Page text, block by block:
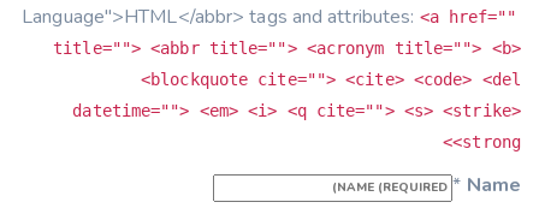
Language">HTML</abbr> tags and attributes: <a href=""
title=""> <abbr title=""> <acronym title=""> <b>
<blockquote cite=""> <cite> <code> <del
datetime=""> <em> <i> <q cite=""> <s> <strike>
<strong>
Name
*